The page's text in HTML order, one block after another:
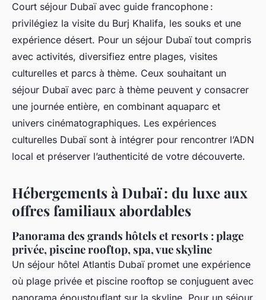
Court séjour Dubaï avec guide francophone :
privilégiez la visite du Burj Khalifa, les souks et une
expérience désert. Pour un séjour Dubaï tout compris
avec activités, diversifiez entre plages, visites
culturelles et parcs à thème. Ceux souhaitant un
séjour Dubaï avec parc à thème peuvent y consacrer
une journée entière, en combinant aquaparc et
univers cinématographiques. Les expériences
culturelles Dubaï sont à intégrer pour rencontrer l’ADN
local et préserver l’authenticité de votre découverte.
Hébergements à Dubaï : du luxe aux
offres familiaux abordables
Panorama des grands hôtels et resorts : plage
privée, piscine rooftop, spa, vue skyline
Un séjour hôtel Atlantis Dubaï promet une expérience
où plage privée et piscine rooftop se conjuguent avec